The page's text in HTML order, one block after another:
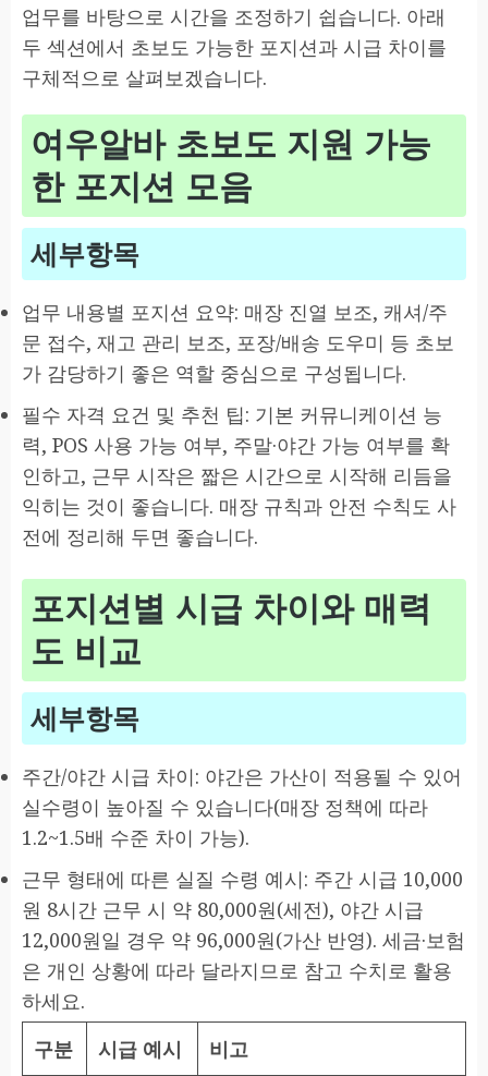
업무를 바탕으로 시간을 조정하기 쉽습니다. 아래
두 섹션에서 초보도 가능한 포지션과 시급 차이를
구체적으로 살펴보겠습니다.
여우알바 초보도 지원 가능
한 포지션 모음
세부항목
업무 내용별 포지션 요약: 매장 진열 보조, 캐셔/주
문 접수, 재고 관리 보조, 포장/배송 도우미 등 초보
가 감당하기 좋은 역할 중심으로 구성됩니다.
필수 자격 요건 및 추천 팁: 기본 커뮤니케이션 능
력, POS 사용 가능 여부, 주말·야간 가능 여부를 확
인하고, 근무 시작은 짧은 시간으로 시작해 리듬을
익히는 것이 좋습니다. 매장 규칙과 안전 수칙도 사
전에 정리해 두면 좋습니다.
포지션별 시급 차이와 매력
도 비교
세부항목
주간/야간 시급 차이: 야간은 가산이 적용될 수 있어
실수령이 높아질 수 있습니다(매장 정책에 따라
1.2~1.5배 수준 차이 가능).
근무 형태에 따른 실질 수령 예시: 주간 시급 10,000
원 8시간 근무 시 약 80,000원(세전), 야간 시급
12,000원일 경우 약 96,000원(가산 반영). 세금·보험
은 개인 상황에 따라 달라지므로 참고 수치로 활용
하세요.
구분
시급 예시 비고